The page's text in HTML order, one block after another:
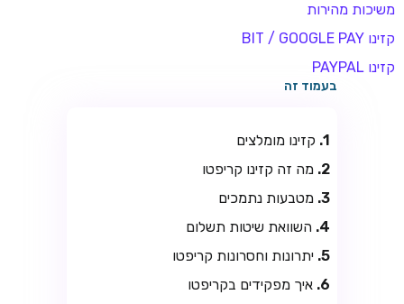
משיכות מהירות
קזינו BIT / GOOGLE PAY
קזינו PAYPAL
בעמוד זה
קזינו מומלצים
מה זה קזינו קריפטו
מטבעות נתמכים
השוואת שיטות תשלום
יתרונות וחסרונות קריפטו
איך מפקידים בקריפטו